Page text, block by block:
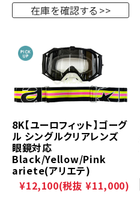
在庫を確認する
8K【ユーロフィット】ゴーグ
ル シングルクリアレンズ
眼鏡対応
Black/Yellow/Pink
ariete(アリエテ)
¥12,100(税抜 ¥11,000)